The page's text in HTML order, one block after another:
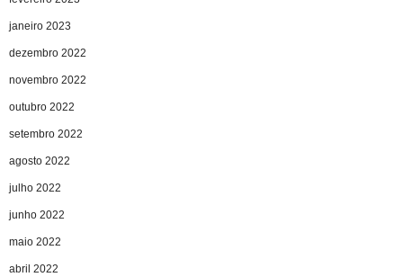
janeiro 2023
dezembro 2022
novembro 2022
outubro 2022
setembro 2022
agosto 2022
julho 2022
junho 2022
maio 2022
abril 2022